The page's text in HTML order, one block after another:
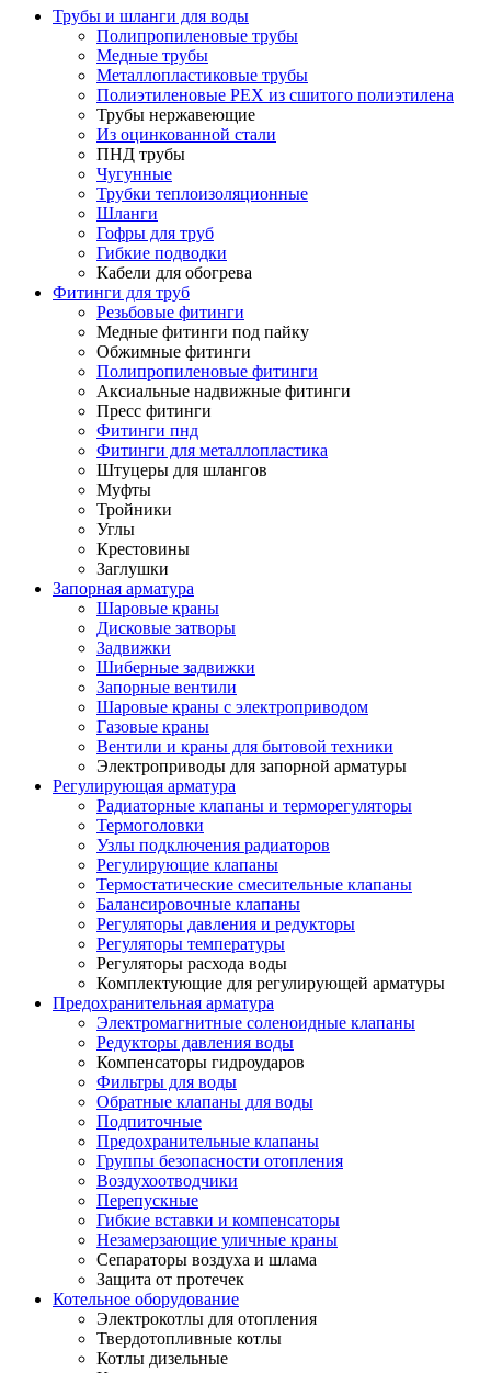
Трубы и шланги для воды
Полипропиленовые трубы
Медные трубы
Металлопластиковые трубы
Полиэтиленовые PEX из сшитого полиэтилена
Трубы нержавеющие
Из оцинкованной стали
ПНД трубы
Чугунные
Трубки теплоизоляционные
Шланги
Гофры для труб
Гибкие подводки
Кабели для обогрева
Фитинги для труб
Резьбовые фитинги
Медные фитинги под пайку
Обжимные фитинги
Полипропиленовые фитинги
Аксиальные надвижные фитинги
Пресс фитинги
Фитинги пнд
Фитинги для металлопластика
Штуцеры для шлангов
Муфты
Тройники
Углы
Крестовины
Заглушки
Запорная арматура
Шаровые краны
Дисковые затворы
Задвижки
Шиберные задвижки
Запорные вентили
Шаровые краны с электроприводом
Газовые краны
Вентили и краны для бытовой техники
Электроприводы для запорной арматуры
Регулирующая арматура
Радиаторные клапаны и терморегуляторы
Термоголовки
Узлы подключения радиаторов
Регулирующие клапаны
Термостатические смесительные клапаны
Балансировочные клапаны
Регуляторы давления и редукторы
Регуляторы температуры
Регуляторы расхода воды
Комплектующие для регулирующей арматуры
Предохранительная арматура
Электромагнитные соленоидные клапаны
Редукторы давления воды
Компенсаторы гидроударов
Фильтры для воды
Обратные клапаны для воды
Подпиточные
Предохранительные клапаны
Группы безопасности отопления
Воздухоотводчики
Перепускные
Гибкие вставки и компенсаторы
Незамерзающие уличные краны
Сепараторы воздуха и шлама
Защита от протечек
Котельное оборудование
Электрокотлы для отопления
Твердотопливные котлы
Котлы дизельные